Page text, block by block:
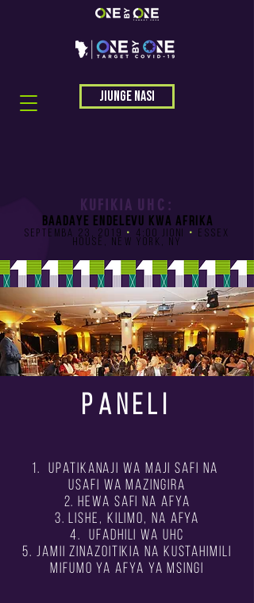
Jiunge nasi
KUFIKIA UHC:
BAADAYE ENDELEVU KWA AFRIKA
SEPTEMBA 23, 2019 • 4:00 jioni • Essex
House, New York, NY
PANELI
1.
Upatikanaji wa Maji Safi na
Usafi wa mazingira
2. Hewa safi na afya
3. lishe, kilimo, na afya
4.
Ufadhili wa UHC
5. jamii zinazoitikia na kustahimili
mifumo ya afya ya msingi